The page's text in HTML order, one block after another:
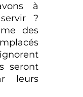
à
?
des
seront
leurs